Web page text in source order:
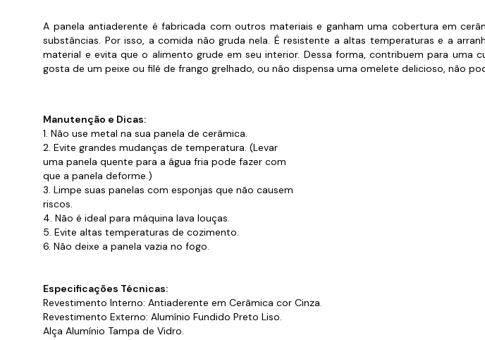
A panela antiaderente é fabricada com outros materiais e ganham uma cobertura em
substâncias. Por isso, a comida não gruda nela. É resistente a altas temperaturas e a
material e evita que o alimento grude em seu interior. Dessa forma, contribuem para uma
gosta de um peixe ou filé de frango grelhado, ou não dispensa uma omelete delicioso, não
Manutenção e Dicas:
1. Não use metal na sua panela de cerâmica.
2. Evite grandes mudanças de temperatura. (Levar
uma panela quente para a água fria pode fazer com
que a panela deforme.)
3. Limpe suas panelas com esponjas que não causem
riscos.
4. Não é ideal para máquina lava louças.
5. Evite altas temperaturas de cozimento.
6. Não deixe a panela vazia no fogo.
Especificações Técnicas:
Revestimento Interno: Antiaderente em Cerâmica cor Cinza.
Revestimento Externo: Alumínio Fundido Preto Liso.
Alça Alumínio Tampa de Vidro.